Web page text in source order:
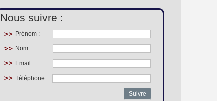
Nous suivre :
Prénom :
Nom :
Email :
Téléphone :
Suivre